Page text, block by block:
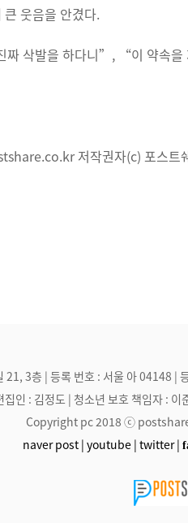
웃음을 안겼다.
삭발을 하다니”, “이 약속
저작권자(c) 포스트
21, 3층 | 등록 번호 : 서울 아 04148
집인 : 김정도 | 청소년 보호 책임자
Copyright pc 2018 ⓒ
naver post | youtube | twitter |